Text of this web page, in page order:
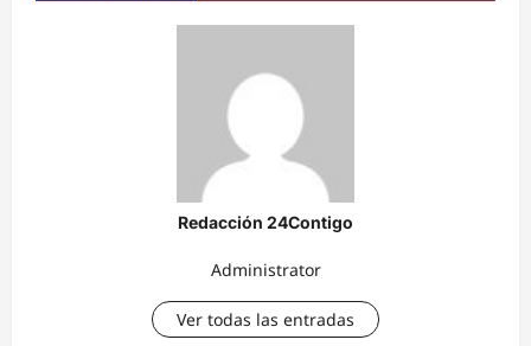
Redacción 24Contigo
Administrator
Ver todas las entradas